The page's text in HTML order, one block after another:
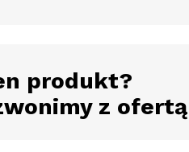
produkt?
z